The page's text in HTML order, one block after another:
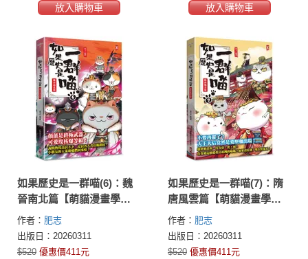
放入購物車 放入購物車
如果歷史是一群喵(6)：魏
晉南北篇【萌貓漫畫學歷
史】(暢銷二版)
作者： 肥志
出版日：20260311
$520 優惠價411元
如果歷史是一群喵(7)：隋
唐風雲篇【萌貓漫畫學歷
史】(暢銷二版)
作者： 肥志
出版日：20260311
$520 優惠價411元